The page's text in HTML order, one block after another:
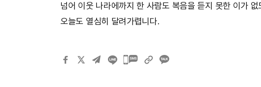
넘어 이웃 나라에까지 한 사람도 복음을 듣지 못한 이가
오늘도 열심히 달려가렵니다.
카카오톡